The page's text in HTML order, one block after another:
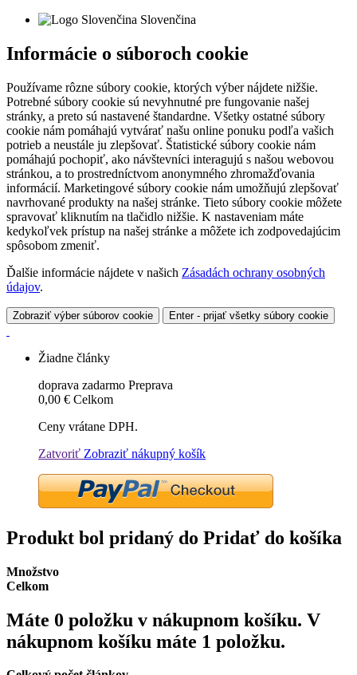
Slovenčina
Informácie o súboroch cookie
Používame rôzne súbory cookie, ktorých výber nájdete nižšie.
Potrebné súbory cookie sú nevyhnutné pre fungovanie našej
stránky, a preto sú nastavené štandardne. Všetky ostatné súbory
cookie nám pomáhajú vytvárať našu online ponuku podľa vašich
potrieb a neustále ju zlepšovať. Štatistické súbory cookie nám
pomáhajú pochopiť, ako návštevníci interagujú s našou webovou
stránkou, a to prostredníctvom anonymného zhromažďovania
informácií. Marketingové súbory cookie nám umožňujú zlepšovať
navrhované produkty na našej stránke. Tieto súbory cookie môžete
spravovať kliknutím na tlačidlo nižšie. K nastaveniam máte
kedykoľvek prístup na našej stránke a môžete ich zodpovedajúcim
spôsobom zmeniť.
Ďalšie informácie nájdete v našich Zásadách ochrany osobných
údajov.
Zobraziť výber súborov cookie Enter - prijať všetky súbory cookie
Žiadne články
doprava zadarmo Preprava
0,00 € Celkom
Ceny vrátane DPH.
Zatvoriť Zobraziť nákupný košík
Produkt bol pridaný do Pridať do košíka
Množstvo
Celkom
Máte 0 položku v nákupnom košíku. V
nákupnom košíku máte 1 položku.